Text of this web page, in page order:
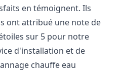
en témoignent. Ils
ont attribué une note de
sur 5 pour notre
d'installation et de
chauffe eau